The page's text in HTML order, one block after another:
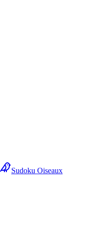
Sudoku Oiseaux